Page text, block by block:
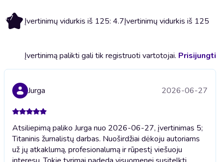
4.7 Įvertinimų vidurkis iš 125: 4.7Įvertinimų vidurkis iš 125
Įvertinimą palikti gali tik registruoti vartotojai. Prisijungti
Jurga 2026-06-27
Atsiliepimą paliko Jurga nuo 2026-06-27, įvertinimas 5;
Titaninis žurnalistų darbas. Nuoširdžiai dėkoju autoriams
už jų atkaklumą, profesionalumą ir rūpestį viešuoju